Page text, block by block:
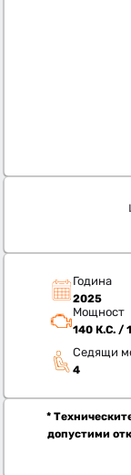
Година
2025
Мощност
140 К.С. /
Седящи
4
*
допустими